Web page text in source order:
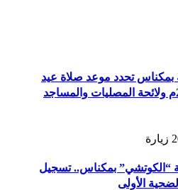
بمكناس تحدد موعد صلاة عيد
الأضحى لعام 1447هـ/2026م ولائحة المصليات والمساجد
زيارة
“الكوتشي” بمكناس.. تسجيل
الأولى